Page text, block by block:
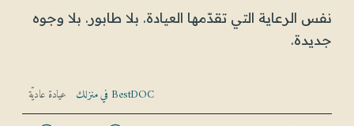
نفس الرعاية التي تقدّمها العيادة. بلا طابور. بلا وجوه
جديدة.
BestDOC في منزلك عيادة عاديّة